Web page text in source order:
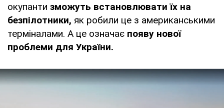
окупанти зможуть встановлювати їх на
безпілотники, як робили це з американськими
терміналами. А це означає появу нової
проблеми для України.